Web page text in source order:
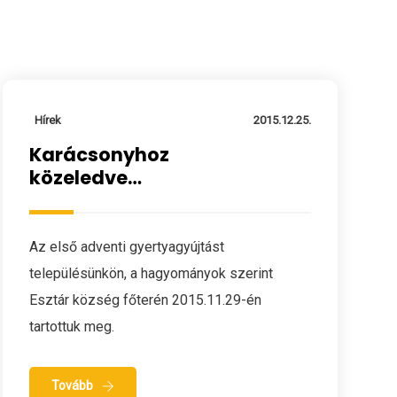
Hírek 2015.12.25.
Karácsonyhoz
közeledve…
Az első adventi gyertyagyújtást
településünkön, a hagyományok szerint
Esztár község főterén 2015.11.29-én
tartottuk meg.
Tovább